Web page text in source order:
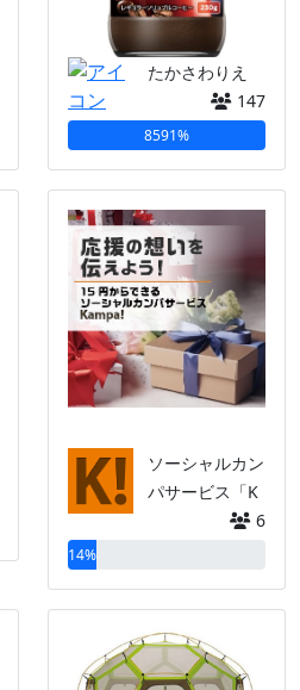
たかさわりえ
147
8591%
ソーシャルカン
パサービス「K
6
14%